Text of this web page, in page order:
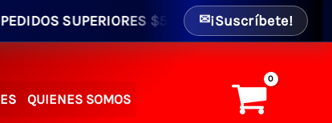
SUPERIORES $50.00 - ENVIO GRATIS AL
✉¡Suscríbete!
QUIENES SOMOS